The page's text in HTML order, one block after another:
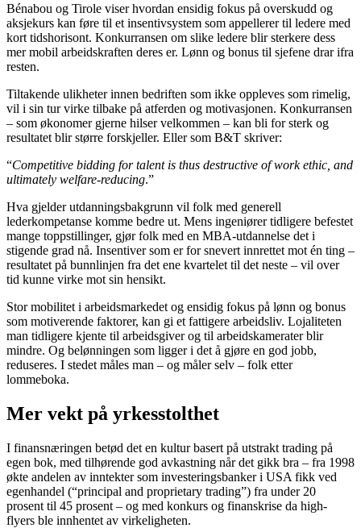
Bénabou og Tirole viser hvordan ensidig fokus på overskudd og
aksjekurs kan føre til et insentivsystem som appellerer til ledere med
kort tidshorisont. Konkurransen om slike ledere blir sterkere dess
mer mobil arbeidskraften deres er. Lønn og bonus til sjefene drar ifra
resten.
Tiltakende ulikheter innen bedriften som ikke oppleves som rimelig,
vil i sin tur virke tilbake på atferden og motivasjonen. Konkurransen
– som økonomer gjerne hilser velkommen – kan bli for sterk og
resultatet blir større forskjeller. Eller som B&T skriver:
“Competitive bidding for talent is thus destructive of work ethic, and
ultimately welfare-reducing.”
Hva gjelder utdanningsbakgrunn vil folk med generell
lederkompetanse komme bedre ut. Mens ingeniører tidligere befestet
mange toppstillinger, gjør folk med en MBA-utdannelse det i
stigende grad nå. Insentiver som er for snevert innrettet mot én ting –
resultatet på bunnlinjen fra det ene kvartelet til det neste – vil over
tid kunne virke mot sin hensikt.
Stor mobilitet i arbeidsmarkedet og ensidig fokus på lønn og bonus
som motiverende faktorer, kan gi et fattigere arbeidsliv. Lojaliteten
man tidligere kjente til arbeidsgiver og til arbeidskamerater blir
mindre. Og belønningen som ligger i det å gjøre en god jobb,
reduseres. I stedet måles man – og måler selv – folk etter
lommeboka.
Mer vekt på yrkesstolthet
I finansnæringen betød det en kultur basert på utstrakt trading på
egen bok, med tilhørende god avkastning når det gikk bra – fra 1998
økte andelen av inntekter som investeringsbanker i USA fikk ved
egenhandel (“principal and proprietary trading”) fra under 20
prosent til 45 prosent – og med konkurs og finanskrise da high-
flyers ble innhentet av virkeligheten.